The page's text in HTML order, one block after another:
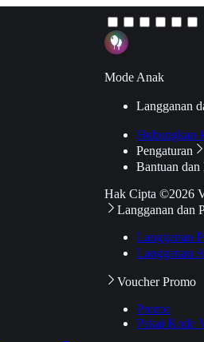
Mode Anak
Langganan
Hubungkan
Pengaturan
Bantuan dan
Hak Cipta ©2026
Langganan dan
Langganan
Langganan
Voucher Promo
Promo
Pakai Kode